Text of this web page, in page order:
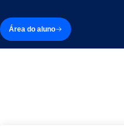
Área do aluno